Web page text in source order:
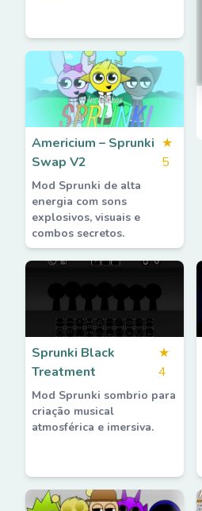
Americium – Sprunki
Swap V2
★
5
Mod Sprunki de alta
energia com sons
explosivos, visuais e
combos secretos.
Sprunki Black
Treatment
★
4
Mod Sprunki sombrio para
criação musical
atmosférica e imersiva.